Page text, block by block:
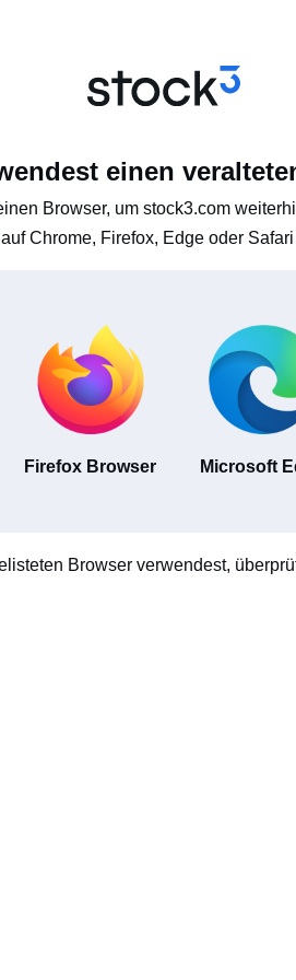
einen
Browser, um stock3.com
auf Chrome, Firefox, Edge oder Safari
Firefox Browser Microsoft
Browser verwendest,